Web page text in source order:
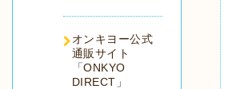
オンキヨー公式
通販サイト
「ONKYO
DIRECT」